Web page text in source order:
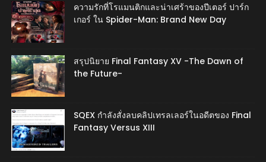
ความรักที่โรแมนติกและน่าเศร้าของปีเตอร์ ปาร์ก
เกอร์ ใน Spider-Man: Brand New Day
สรุปนิยาย Final Fantasy XV -The Dawn of
the Future-
SQEX กำลังสั่งลบคลิปเทรลเลอร์ในอดีตของ Final
Fantasy Versus XIII